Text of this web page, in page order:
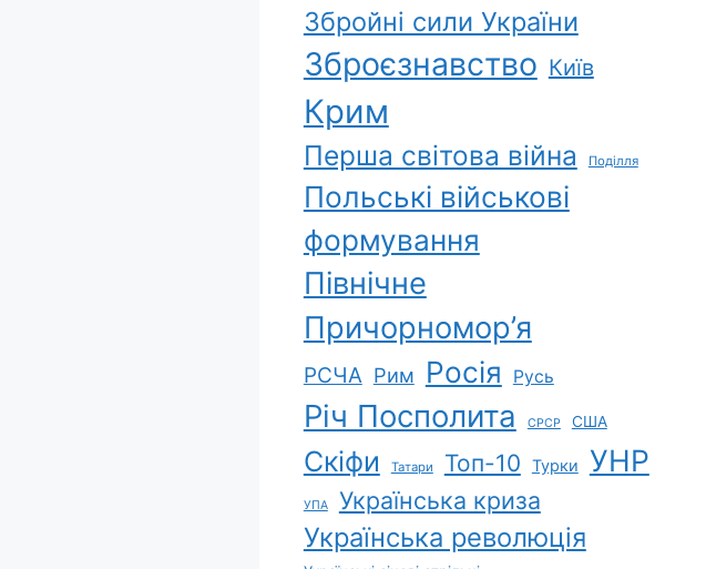
Збройні сили України
Зброєзнавство Київ
Крим
Перша світова війна Поділля
Польські військові
формування
Північне
Причорномор’я
РСЧА Рим Росія Русь
Річ Посполита СРСР США
Скіфи Татари Топ-10 Турки УНР
УПА Українська криза
Українська революція